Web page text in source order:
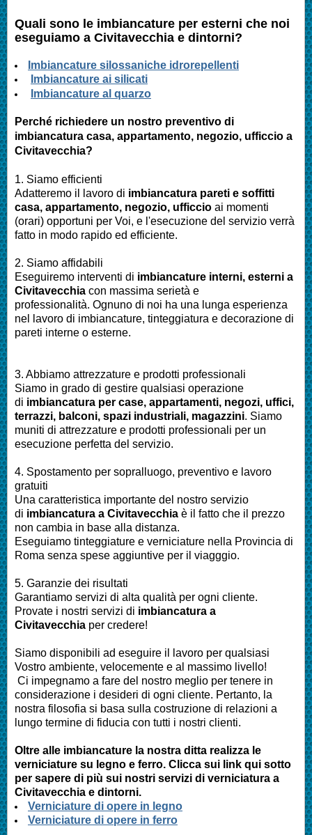
Quali sono le imbiancature per esterni che noi
eseguiamo a Civitavecchia e dintorni?
mbiancature silossaniche idrorepellenti
Imbiancature ai silicati
Imbiancature al quarzo
Perché richiedere un nostro preventivo di
imbiancatura casa, appartamento, negozio, ufficcio a
Civitavecchia?
1. Siamo efficienti
Adatteremo il lavoro di imbiancatura pareti e soffitti
casa, appartamento, negozio, ufficcio ai momenti
(orari) opportuni per Voi, e l'esecuzione del servizio verrà
fatto in modo rapido ed efficiente.
2. Siamo affidabili
Eseguiremo interventi di imbiancature interni, esterni a
Civitavecchia con massima serietà e
professionalità. Ognuno di noi ha una lunga esperienza
nel lavoro di imbiancature, tinteggiatura e decorazione di
pareti interne o esterne.
3. Abbiamo attrezzature e prodotti professionali
Siamo in grado di gestire qualsiasi operazione
di imbiancatura per case, appartamenti, negozi, uffici,
terrazzi, balconi, spazi industriali, magazzini. Siamo
muniti di attrezzature e prodotti professionali per un
esecuzione perfetta del servizio.
4. Spostamento per sopralluogo, preventivo e lavoro
gratuiti
Una caratteristica importante del nostro servizio
di imbiancatura a Civitavecchia è il fatto che il prezzo
non cambia in base alla distanza.
Eseguiamo tinteggiature e verniciature nella Provincia di
Roma senza spese aggiuntive per il viagggio.
5. Garanzie dei risultati
Garantiamo servizi di alta qualità per ogni cliente.
Provate i nostri servizi di imbiancatura a
Civitavecchia per credere!
Siamo disponibili ad eseguire il lavoro per qualsiasi
Vostro ambiente, velocemente e al massimo livello!
Ci impegnamo a fare del nostro meglio per tenere in
considerazione i desideri di ogni cliente. Pertanto, la
nostra filosofia si basa sulla costruzione di relazioni a
lungo termine di fiducia con tutti i nostri clienti.
Oltre alle imbiancature la nostra ditta realizza le
verniciature su legno e ferro. Clicca sui link qui sotto
per sapere di più sui nostri servizi di verniciatura a
Civitavecchia e dintorni.
Verniciature di opere in legno
Verniciature di opere in ferro